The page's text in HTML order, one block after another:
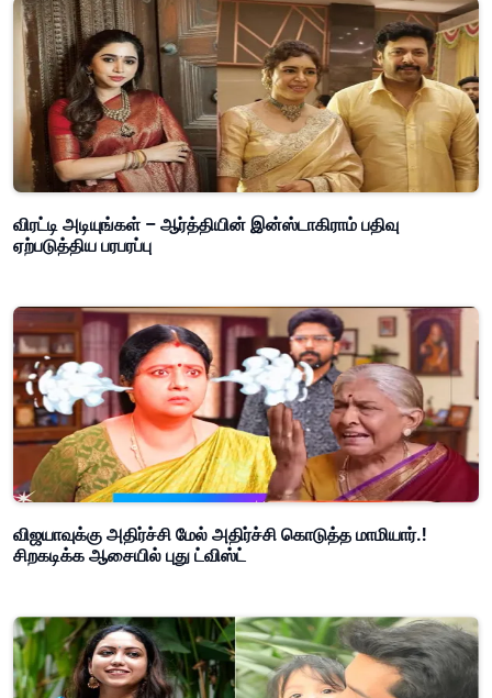
விரட்டி அடியுங்கள் – ஆர்த்தியின் இன்ஸ்டாகிராம் பதிவு
ஏற்படுத்திய பரபரப்பு
விஜயாவுக்கு அதிர்ச்சி மேல் அதிர்ச்சி கொடுத்த மாமியார்.!
சிறகடிக்க ஆசையில் புது ட்விஸ்ட்